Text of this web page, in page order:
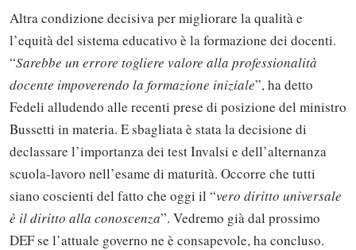
Altra condizione decisiva per migliorare la qualità e
l’equità del sistema educativo è la formazione dei docenti.
“Sarebbe un errore togliere valore alla professionalità
docente impoverendo la formazione iniziale”, ha detto
Fedeli alludendo alle recenti prese di posizione del ministro
Bussetti in materia. E sbagliata è stata la decisione di
declassare l’importanza dei test Invalsi e dell’alternanza
scuola-lavoro nell’esame di maturità. Occorre che tutti
siano coscienti del fatto che oggi il “vero diritto universale
è il diritto alla conoscenza”. Vedremo già dal prossimo
DEF se l’attuale governo ne è consapevole, ha concluso.